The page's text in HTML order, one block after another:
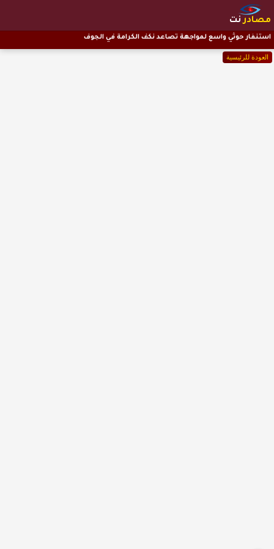
مصادرنت
العودة للرئيسية
استنفار حوثي واسع لمواجهة تصاعد نكف الكرامة في الجوف